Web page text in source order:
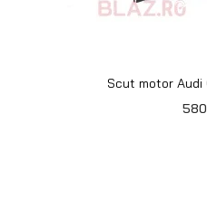
Scut motor Audi
580